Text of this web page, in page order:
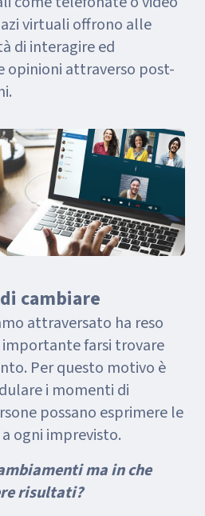
virtuali offrono alle
di interagire ed
opinioni attraverso post-
cambiare
attraversato ha reso
farsi trovare
Per questo motivo è
i momenti di
possano esprimere le
ogni imprevisto.
ma in che
risultati?